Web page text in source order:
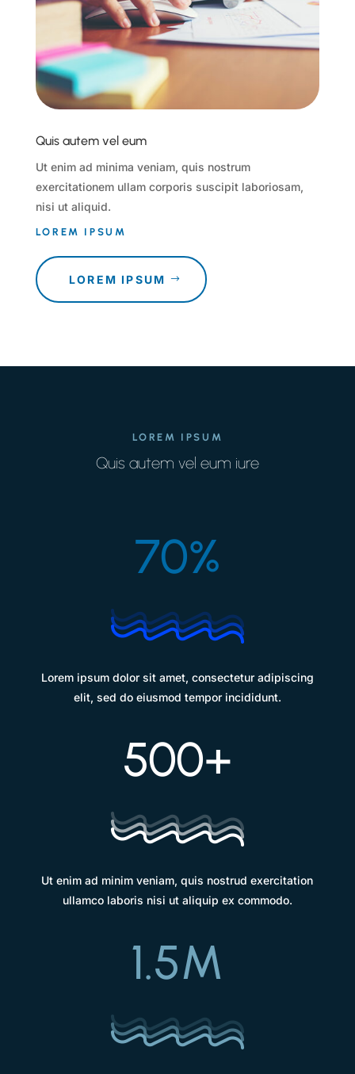
Quis autem vel eum
Ut enim ad minima veniam, quis nostrum
exercitationem ullam corporis suscipit laboriosam,
nisi ut aliquid.
LOREM IPSUM
LOREM IPSUM
LOREM IPSUM
Quis autem vel eum iure
70%
Lorem ipsum dolor sit amet, consectetur adipiscing
elit, sed do eiusmod tempor incididunt.
500+
Ut enim ad minim veniam, quis nostrud exercitation
ullamco laboris nisi ut aliquip ex commodo.
1.5M